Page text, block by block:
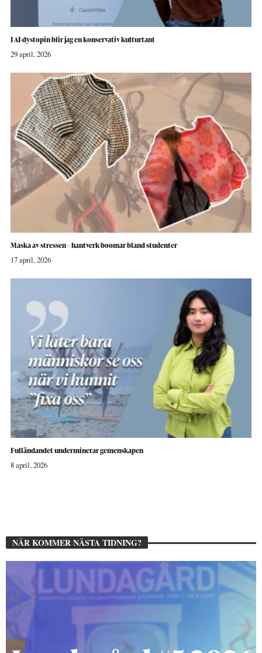
I AI-dystopin blir jag en konservativ kulturtant
29 april, 2026
Maska av stressen – hantverk boomar bland studenter
17 april, 2026
Fulländandet underminerar gemenskapen
8 april, 2026
NÄR KOMMER NÄSTA TIDNING?